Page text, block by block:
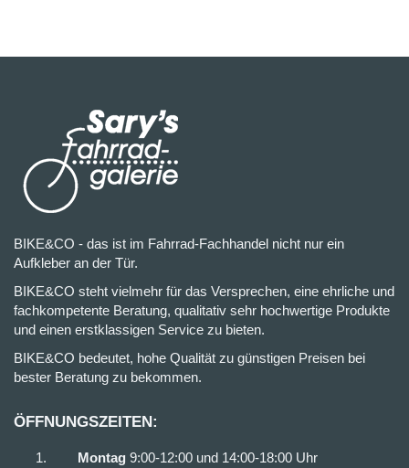
BIKE&CO - das ist im Fahrrad-Fachhandel nicht nur ein
Aufkleber an der Tür.
BIKE&CO steht vielmehr für das Versprechen, eine ehrliche und
fachkompetente Beratung, qualitativ sehr hochwertige Produkte
und einen erstklassigen Service zu bieten.
BIKE&CO bedeutet, hohe Qualität zu günstigen Preisen bei
bester Beratung zu bekommen.
ÖFFNUNGSZEITEN:
Montag 9:00-12:00 und 14:00-18:00 Uhr